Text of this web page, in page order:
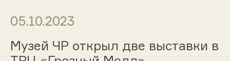
05.10.2023
Музей ЧР открыл две выставки в